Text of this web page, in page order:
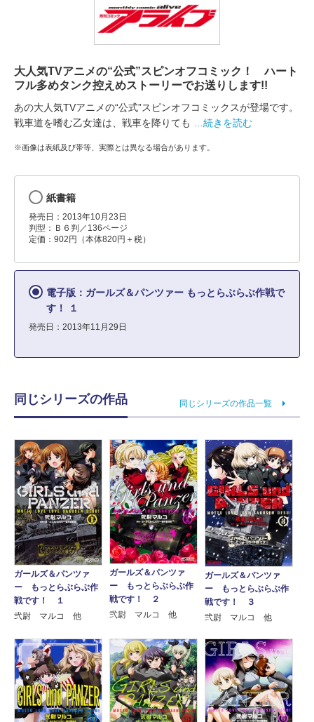
大人気TVアニメの“公式”スピンオフコミック！ ハート
フル多めタンク控えめストーリーでお送りします!!
あの大人気TVアニメの“公式”スピンオフコミックスが登場です。
戦車道を嗜む乙女達は、戦車を降りても
…続きを読む
※画像は表紙及び帯等、実際とは異なる場合があります。
紙書籍
発売日：2013年10月23日
判型：Ｂ６判／136ページ
定価：902円（本体820円＋税）
電子版：ガールズ＆パンツァー もっとらぶらぶ作戦で
す！ １
発売日：2013年11月29日
同じシリーズの作品 同じシリーズの作品一覧
ガールズ＆パンツァ
ー もっとらぶらぶ作
戦です！ １
弐尉 マルコ 他
ガールズ＆パンツァ
ー もっとらぶらぶ作
戦です！ ２
弐尉 マルコ 他
ガールズ＆パンツァ
ー もっとらぶらぶ作
戦です！ ３
弐尉 マルコ 他